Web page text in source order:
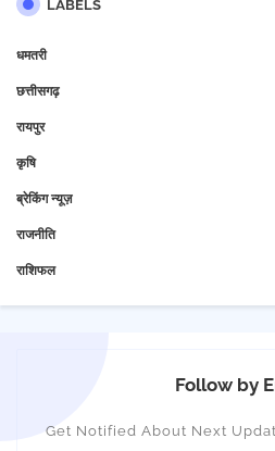
LABELS
धमतरी
छत्तीसगढ़
रायपुर
कृषि
ब्रेकिंग न्यूज़
राजनीति
राशिफल
Follow by
Get Notified About Next